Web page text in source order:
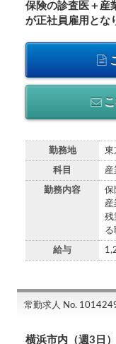
保険の診査医＋産
が正社員雇用とな
勤務地 東
科目 産
勤務内容
保
産
残
る
給与
常勤求人 No.
横浜市内（週3日